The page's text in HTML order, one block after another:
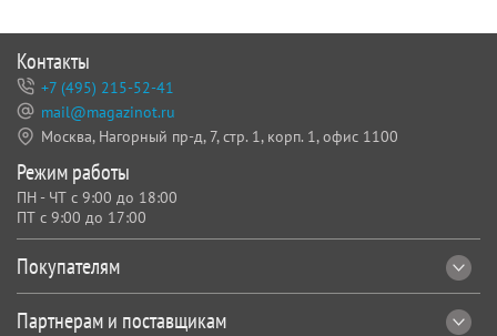
Покупателям
Партнерам и поставщикам
Контакты
+7 (495) 215-52-41
mail@magazinot.ru
Москва, Нагорный пр-д, 7, стр. 1, корп. 1, офис 1100
Режим работы
ПН - ЧТ с 9:00 до 18:00
ПТ с 9:00 до 17:00